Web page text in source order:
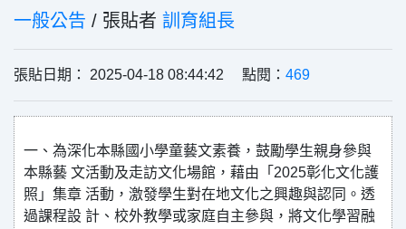
一般公告 / 張貼者 訓育組長
張貼日期： 2025-04-18 08:44:42 點閱： 469
一、為深化本縣國小學童藝文素養，鼓勵學生親身參與
本縣藝 文活動及走訪文化場館，藉由「2025彰化文化護
照」集章 活動，激發學生對在地文化之興趣與認同。透
過課程設 計、校外教學或家庭自主參與，將文化學習融